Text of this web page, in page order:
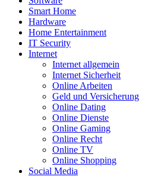
Smart Home
Hardware
Home Entertainment
IT Security
Internet
Internet allgemein
Internet Sicherheit
Online Arbeiten
Geld und Versicherung
Online Dating
Online Dienste
Online Gaming
Online Recht
Online TV
Online Shopping
Social Media